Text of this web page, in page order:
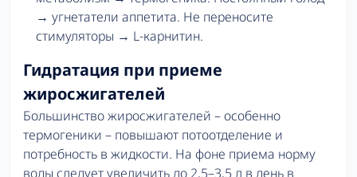
→ угнетатели аппетита. Не переносите
стимуляторы → L-карнитин.
Гидратация при приеме
жиросжигателей
Большинство жиросжигателей – особенно
термогеники – повышают потоотделение и
потребность в жидкости. На фоне приема норму
воды следует увеличить до 2,5–3,5 л в день в